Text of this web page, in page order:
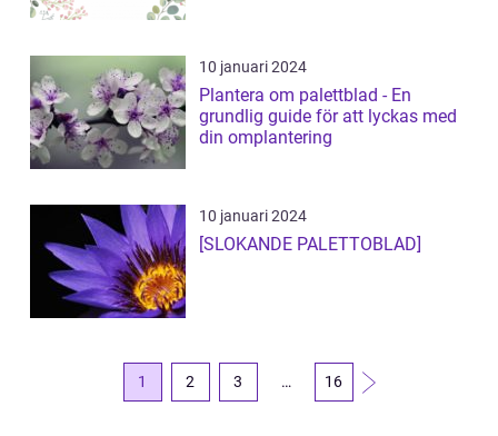
10 januari 2024
Plantera om palettblad - En
grundlig guide för att lyckas med
din omplantering
10 januari 2024
[SLOKANDE PALETTOBLAD]
1 2 3 … 16